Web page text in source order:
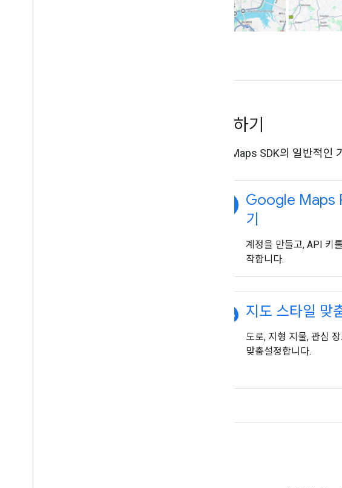
시작하기
iOS용 Maps SDK의 일반적
explore Google Maps
기
계정을 만들고, API 키
작합니다.
palette 지도 스타일 맞
도로, 지형 지물, 관심
맞춤설정합니다.